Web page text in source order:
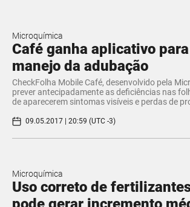
Microquímica
​Café ganha aplicativo
manejo da adubação
CheckFolha Mobile Café, desenvolvido pela
prever antecipadamente as deficiências nas
de aparecerem sintomas visíveis e perdas de
09.05.2017 | 20:59 (UTC -3)
Microquímica
​Uso correto de